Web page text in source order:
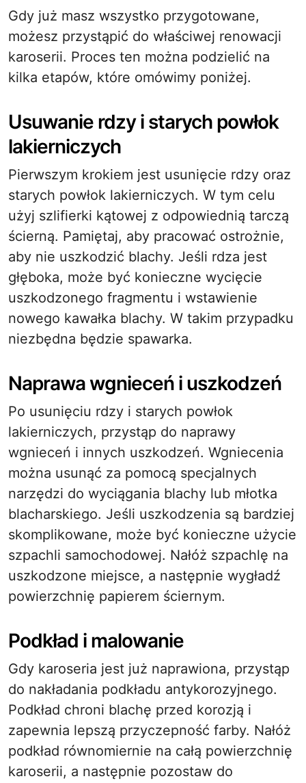
Gdy już masz wszystko przygotowane,
możesz przystąpić do właściwej renowacji
karoserii. Proces ten można podzielić na
kilka etapów, które omówimy poniżej.
Usuwanie rdzy i starych powłok
lakierniczych
Pierwszym krokiem jest usunięcie rdzy oraz
starych powłok lakierniczych. W tym celu
użyj szlifierki kątowej z odpowiednią tarczą
ścierną. Pamiętaj, aby pracować ostrożnie,
aby nie uszkodzić blachy. Jeśli rdza jest
głęboka, może być konieczne wycięcie
uszkodzonego fragmentu i wstawienie
nowego kawałka blachy. W takim przypadku
niezbędna będzie spawarka.
Naprawa wgnieceń i uszkodzeń
Po usunięciu rdzy i starych powłok
lakierniczych, przystąp do naprawy
wgnieceń i innych uszkodzeń. Wgniecenia
można usunąć za pomocą specjalnych
narzędzi do wyciągania blachy lub młotka
blacharskiego. Jeśli uszkodzenia są bardziej
skomplikowane, może być konieczne użycie
szpachli samochodowej. Nałóż szpachlę na
uszkodzone miejsce, a następnie wygładź
powierzchnię papierem ściernym.
Podkład i malowanie
Gdy karoseria jest już naprawiona, przystąp
do nakładania podkładu antykorozyjnego.
Podkład chroni blachę przed korozją i
zapewnia lepszą przyczepność farby. Nałóż
podkład równomiernie na całą powierzchnię
karoserii, a następnie pozostaw do